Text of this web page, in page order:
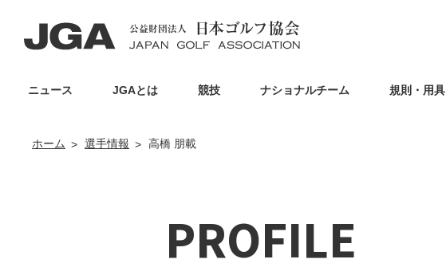
ニュース JGAとは 競技 ナショナルチーム 規則・用具
ホーム 選手情報 高橋 朋載
PROFILE